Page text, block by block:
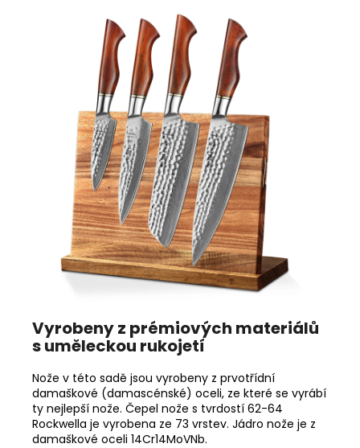
Vyrobeny z prémiových materiálů
s uměleckou rukojetí
Nože v této sadě jsou vyrobeny z prvotřídní
damaškové (damascénské) oceli, ze které se vyrábí
ty nejlepší nože. Čepel nože s tvrdostí 62-64
Rockwella je vyrobena ze 73 vrstev. Jádro nože je z
damaškové oceli 14Cr14MoVNb.